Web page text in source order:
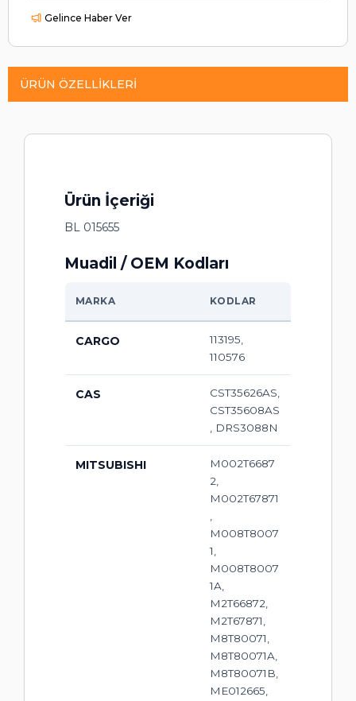
Gelince Haber Ver
ÜRÜN ÖZELLIKLERI
Ürün İçeriği
BL 015655
Muadil / OEM Kodları
MARKA KODLAR
CARGO
113195,
110576
CAS
CST35626AS,
CST35608AS
, DRS3088N
MITSUBISHI
M002T6687
2,
M002T67871
M008T8007
1,
M008T8007
1A,
M2T66872,
M2T67871,
M8T80071,
M8T80071A,
M8T80071B,
ME012665,